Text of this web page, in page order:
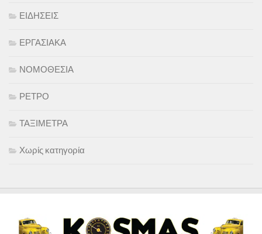
ΕΙΔΗΣΕΙΣ
ΕΡΓΑΣΙΑΚΑ
ΝΟΜΟΘΕΣΙΑ
ΡΕΤΡΟ
ΤΑΞΙΜΕΤΡΑ
Χωρίς κατηγορία